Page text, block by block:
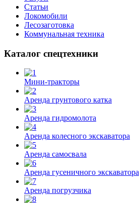
Статьи
Локомобили
Лесозаготовка
Коммунальная техника
Каталог спецтехники
Мини-тракторы
Аренда грунтового катка
Аренда гидромолота
Аренда колесного экскаватора
Аренда самосвала
Аренда гусеничного экскаватора
Аренда погрузчика